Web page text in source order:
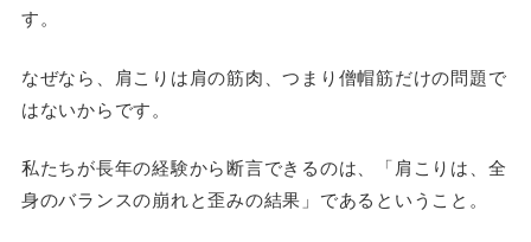
す。
なぜなら、肩こりは肩の筋肉、つまり僧帽筋だけの問題で
はないからです。
私たちが長年の経験から断言できるのは、「肩こりは、全
身のバランスの崩れと歪みの結果」であるということ。